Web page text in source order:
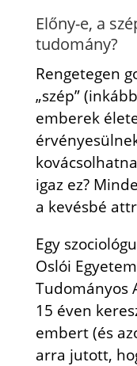
Előny-e, a
tudomány?
Rengetegen
„szép”
emberek
igaz ez?
a kevésbé
Egy
Oslói
Tudományos
15 éven
embert (és
arra jutott,